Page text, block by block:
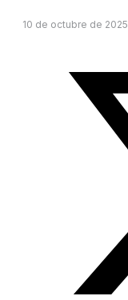
10 de octubre de 2025